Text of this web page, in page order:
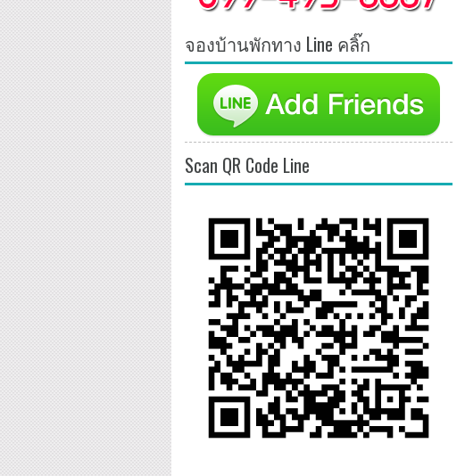
จองบ้านพักทาง Line คลิ๊ก
Scan QR Code Line